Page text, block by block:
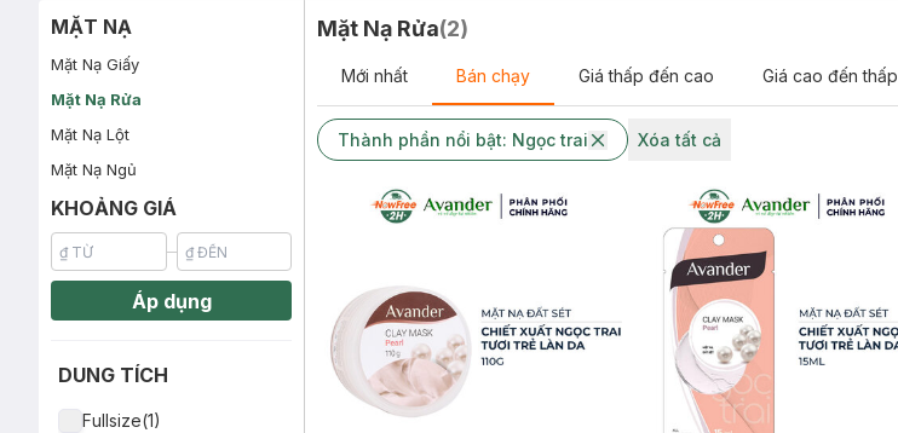
MẶT NẠ
Mặt Nạ Giấy
Mặt Nạ Rửa
Mặt Nạ Lột
Mặt Nạ Ngủ
KHOẢNG GIÁ
Áp dụng
DUNG TÍCH
Fullsize(1)
Mặt Nạ Rửa(2)
Mới nhất Bán chạy Giá thấp đến cao Giá cao đến thấp
Thành phần nổi bật: Ngọc trai Xóa tất cả